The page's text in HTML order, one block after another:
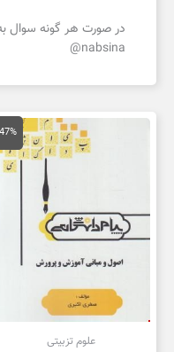
در صورت هر گونه سوال
nabsina@
علوم تزبیتی
قیمت
اصلی
150,000 تومان
بود.